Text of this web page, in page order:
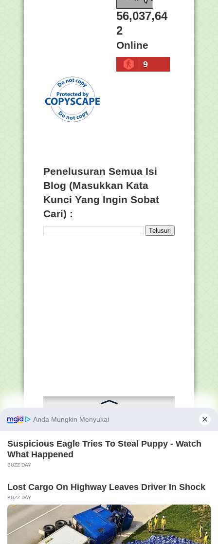
56,037,64
2
Online
9
Penelusuran Semua Isi
Blog (Masukkan Kata
Kunci Yang Ingin Sobat
Cari) :